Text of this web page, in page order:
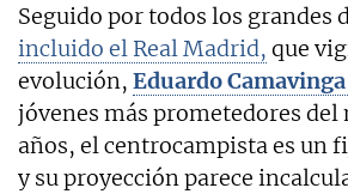
Seguido por todos los grandes
incluido el Real Madrid, que
evolución, Eduardo Camavinga
jóvenes más prometedores del
años, el centrocampista es un
y su proyección parece